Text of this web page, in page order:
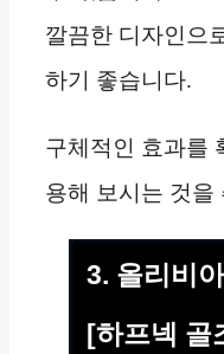
깔끔한 디자인으
하기 좋습니다.
구체적인 효과를
용해 보시는 것을
3. 올리비
[하프넥 골